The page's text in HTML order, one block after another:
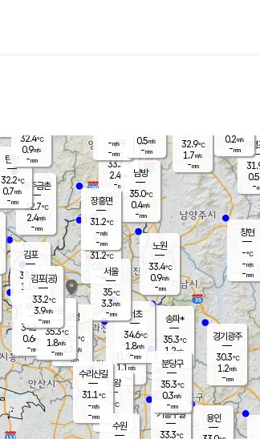
양주
33.3℃
2.4
-mm
과천
31.9℃
1.1m/s
- mm
용인
경기광주
30.3℃
1.2m/s
-mm
파주금촌
32.7℃
2.4m/s
-mm
가평
0.5
-
32.9℃
1.7m/s
-mm
창현
-℃
-m/s
-mm
탄현
32.2℃
0.7m/s
-mm
0.2m/s
-mm
의왕
- ℃
m/s
mm
김포
33.0℃
1.1 m/s
mm
광명
35.2 ℃
2.1 m/s
-mm
부천
34.3℃
0.6m/s
-mm
구로
35.3℃
1.8m/s
-mm
은평
31.2℃
0.8 m/s
- mm
노원
33.4℃
0.9m/s
-mm
송파*
35.3℃
1.2m/s
-mm
서초
34.6℃
1.8m/s
-mm
남방
35.0℃
0.4m/s
-mm
기흥구갈
33.3℃
수리산길
31.1℃
-m/s
-mm
분당구
35.3℃
0.3m/s
-mm
장흥면
31.2℃
-m/s
-mm
-m/s
-mm
김포(공)
33.2℃
3.9m/s
-mm
수원
서울
35℃
3.3m/s
-mm
32.4℃
0.9m/s
-mm
0.5m/s
-mm